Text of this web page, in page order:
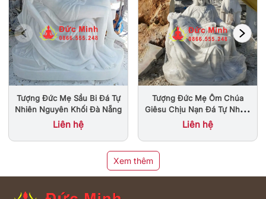
Tượng Đức Mẹ Sầu Bi Đá Tự
Nhiên Nguyên Khối Đà Nẵng
Liên hệ
Tượng Đức Mẹ Ôm Chúa
Giêsu Chịu Nạn Đá Tự Nhiên
Nguyên Khối Đẹp
Liên hệ
Xem thêm